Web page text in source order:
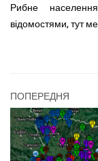
Рибне
відомостями, тут
ПОПЕРЕДНЯ